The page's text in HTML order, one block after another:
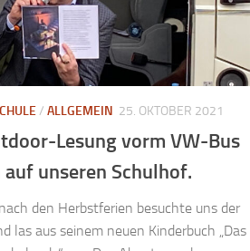
/ ALLGEMEIN 25. OKTOBER 2021
Lesung vorm VW-Bus
auf unseren Schulhof.
den Herbstferien besuchte uns der
las aus seinem neuen Kinderbuch „Das